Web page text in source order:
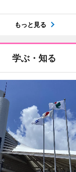
もっと見る
学ぶ・知る